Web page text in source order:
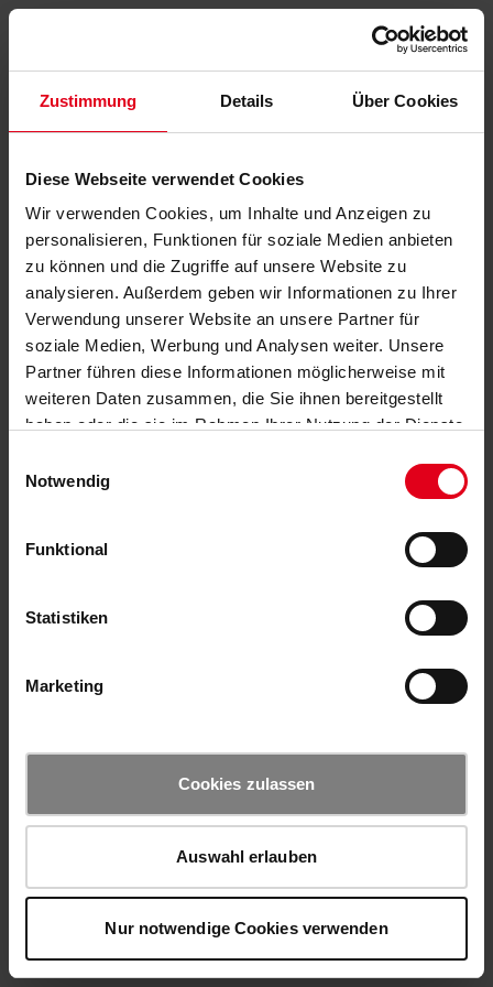
Zustimmung Details Über Cookies
Diese Webseite verwendet Cookies
Wir verwenden Cookies, um Inhalte und Anzeigen zu
personalisieren, Funktionen für soziale Medien anbieten
zu können und die Zugriffe auf unsere Website zu
analysieren. Außerdem geben wir Informationen zu Ihrer
Verwendung unserer Website an unsere Partner für
soziale Medien, Werbung und Analysen weiter. Unsere
Partner führen diese Informationen möglicherweise mit
weiteren Daten zusammen, die Sie ihnen bereitgestellt
haben oder die sie im Rahmen Ihrer Nutzung der Dienste
Notwendig
Funktional
Statistiken
Marketing
Cookies zulassen
Auswahl erlauben
Nur notwendige Cookies verwenden